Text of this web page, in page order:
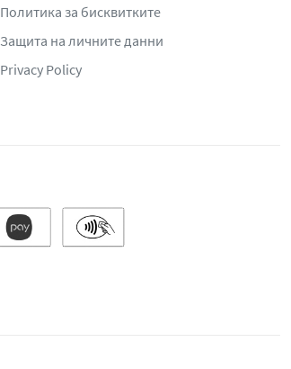
Политика за бисквитките
Защита на личните данни
Privacy Policy